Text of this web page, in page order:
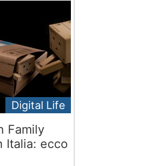
Digital Life
Family
Italia: ecco